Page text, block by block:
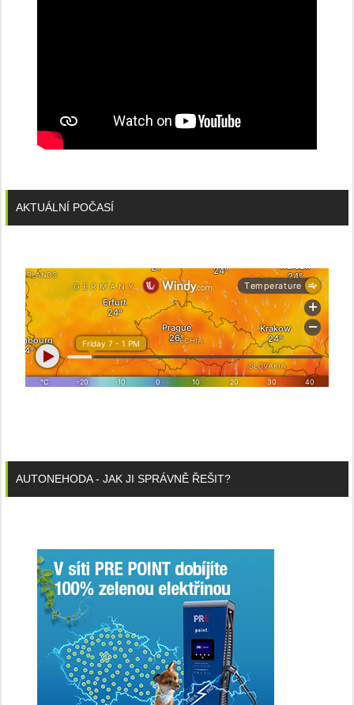
AKTUÁLNÍ POČASÍ
AUTONEHODA - JAK JI SPRÁVNĚ ŘEŠIT?